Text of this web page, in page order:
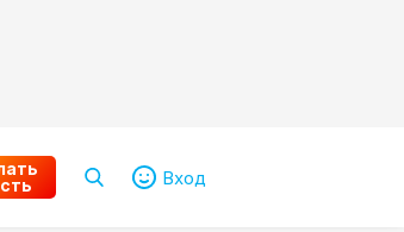
Вход